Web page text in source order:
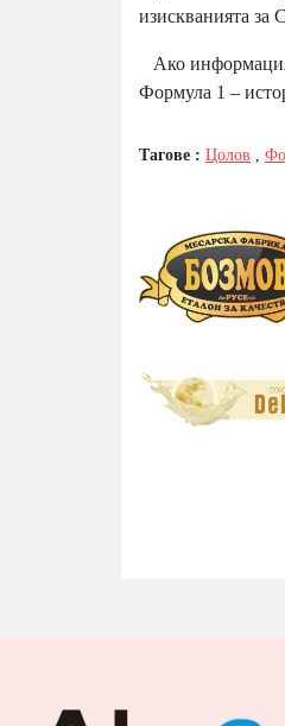
изискванията за
Ако
Формула 1 –
Тагове : Цолов